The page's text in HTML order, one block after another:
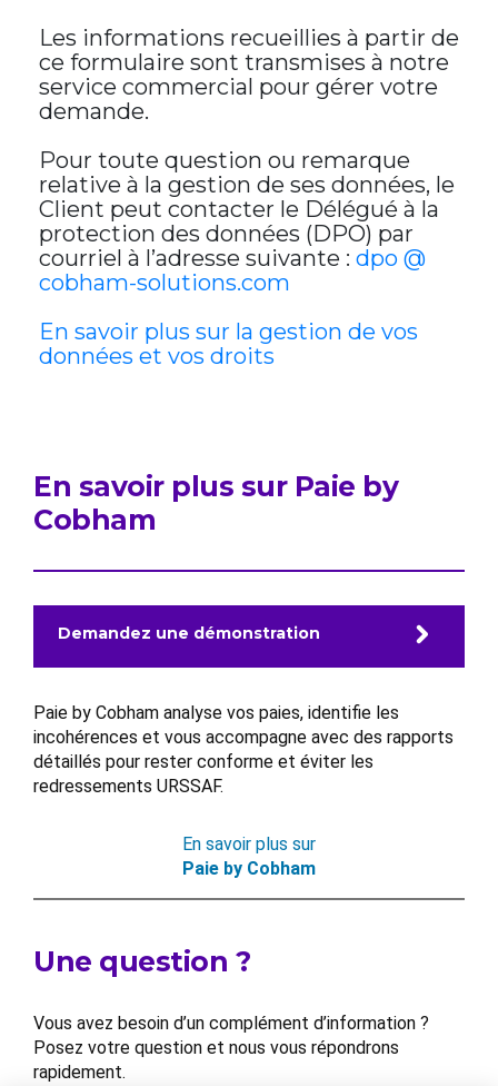
Les informations recueillies à partir de
ce formulaire sont transmises à notre
service commercial pour gérer votre
demande.
Pour toute question ou remarque
relative à la gestion de ses données, le
Client peut contacter le Délégué à la
protection des données (DPO) par
courriel à l’adresse suivante : dpo @
cobham-solutions.com
En savoir plus sur la gestion de vos
données et vos droits
En savoir plus sur Paie by
Cobham
Demandez une démonstration
Paie by Cobham analyse vos paies, identifie les
incohérences et vous accompagne avec des rapports
détaillés pour rester conforme et éviter les
redressements URSSAF.
En savoir plus sur
Paie by Cobham
Une question ?
Vous avez besoin d’un complément d’information ?
Posez votre question et nous vous répondrons
rapidement.